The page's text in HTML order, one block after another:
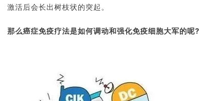
首
激活后会长出树枝状的突起。
那么癌症免疫疗法是如何调动和强化免疫细胞大军的呢?